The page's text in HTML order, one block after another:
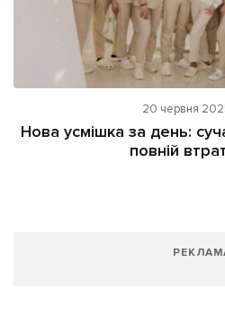
Інтерв'ю
Репортаж
20 червня
Нова усмішка за день:
повній